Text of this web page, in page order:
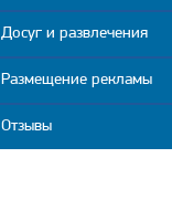
Досуг и развлечения
Размещение рекламы
Отзывы